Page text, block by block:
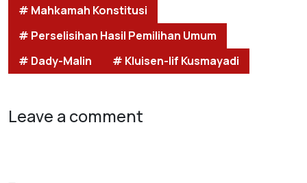
# Mahkamah Konstitusi
# Perselisihan Hasil Pemilihan Umum
# Dady-Malin
# Kluisen-Iif Kusmayadi
Leave a comment